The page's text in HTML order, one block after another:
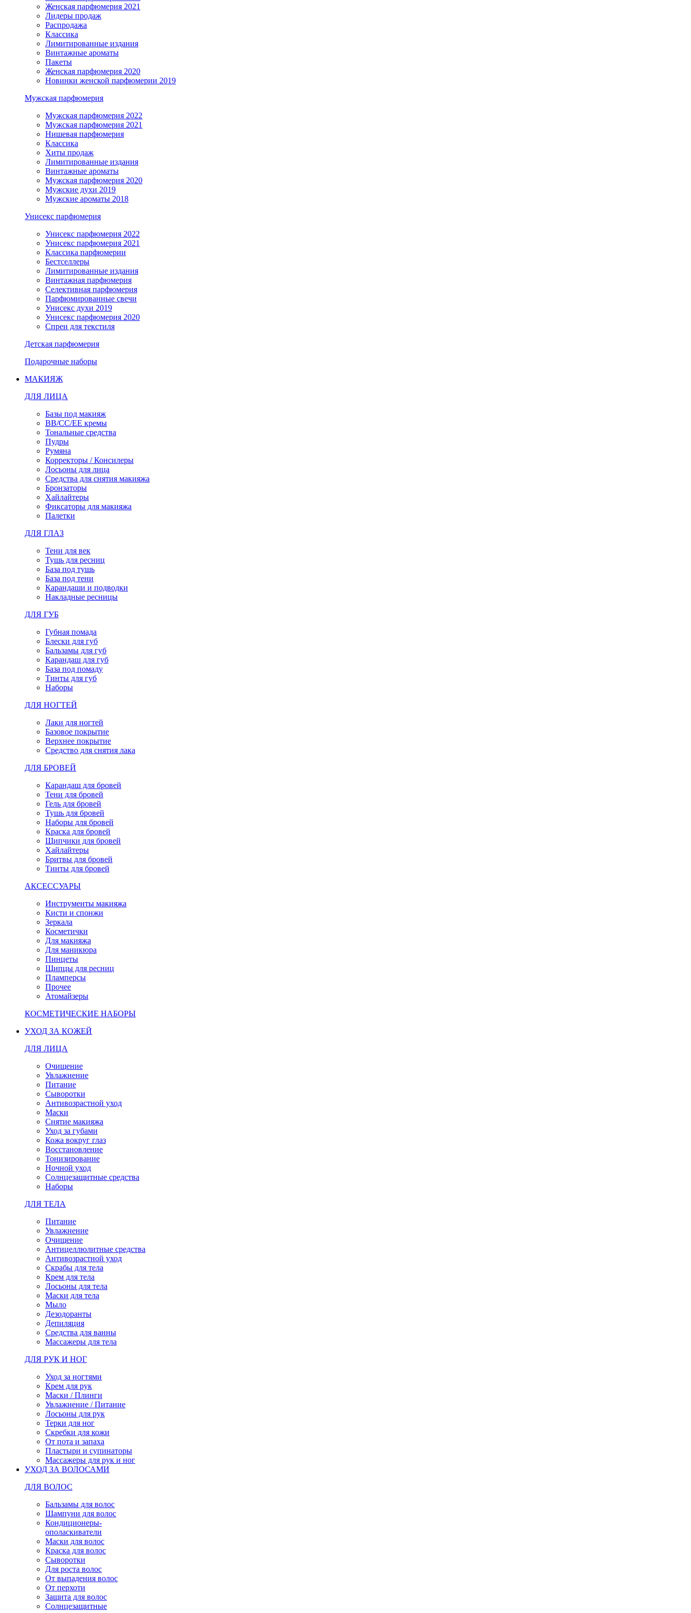
Женская парфюмерия 2021
Лидеры продаж
Распродажа
Классика
Лимитированные издания
Винтажные ароматы
Пакеты
Женская парфюмерия 2020
Новинки женской парфюмерии 2019
Мужская парфюмерия
Мужская парфюмерия 2022
Мужская парфюмерия 2021
Нишевая парфюмерия
Классика
Хиты продаж
Лимитированные издания
Винтажные ароматы
Мужская парфюмерия 2020
Мужские духи 2019
Мужские ароматы 2018
Унисекс парфюмерия
Унисекс парфюмерия 2022
Унисекс парфюмерия 2021
Классика парфюмерии
Бестселлеры
Лимитированные издания
Винтажная парфюмерия
Селективная парфюмерия
Парфюмированные свечи
Унисекс духи 2019
Унисекс парфюмерия 2020
Спреи для текстиля
Детская парфюмерия
Подарочные наборы
МАКИЯЖ
ДЛЯ ЛИЦА
Базы под макияж
BB/CC/EE кремы
Тональные средства
Пудры
Румяна
Корректоры / Консилеры
Лосьоны для лица
Средства для снятия макияжа
Бронзаторы
Хайлайтеры
Фиксаторы для макияжа
Палетки
ДЛЯ ГЛАЗ
Тени для век
Тушь для ресниц
База под тушь
База под тени
Карандаши и подводки
Накладные ресницы
ДЛЯ ГУБ
Губная помада
Блески для губ
Бальзамы для губ
Карандаш для губ
База под помаду
Тинты для губ
Наборы
ДЛЯ НОГТЕЙ
Лаки для ногтей
Базовое покрытие
Верхнее покрытие
Средство для снятия лака
ДЛЯ БРОВЕЙ
Карандаш для бровей
Тени для бровей
Гель для бровей
Тушь для бровей
Наборы для бровей
Краска для бровей
Щипчики для бровей
Хайлайтеры
Бритвы для бровей
Тинты для бровей
АКСЕССУАРЫ
Инструменты макияжа
Кисти и спонжи
Зеркала
Косметички
Для макияжа
Для маникюра
Пинцеты
Щипцы для ресниц
Пламперсы
Прочее
Атомайзеры
КОСМЕТИЧЕСКИЕ НАБОРЫ
УХОД ЗА КОЖЕЙ
ДЛЯ ЛИЦА
Очищение
Увлажнение
Питание
Сыворотки
Антивозрастной уход
Маски
Снятие макияжа
Уход за губами
Кожа вокруг глаз
Восстановление
Тонизирование
Ночной уход
Солнцезащитные средства
Наборы
ДЛЯ ТЕЛА
Питание
Увлажнение
Очищение
Антицеллюлитные средства
Антивозрастной уход
Скрабы для тела
Крем для тела
Лосьоны для тела
Маски для тела
Мыло
Дезодоранты
Депиляция
Средства для ванны
Массажеры для тела
ДЛЯ РУК И НОГ
Уход за ногтями
Крем для рук
Маски / Плинги
Увлажнение / Питание
Лосьоны для рук
Терки для ног
Скребки для кожи
От пота и запаха
Пластыри и супинаторы
Массажеры для рук и ног
УХОД ЗА ВОЛОСАМИ
ДЛЯ ВОЛОС
Бальзамы для волос
Шампуни для волос
Кондиционеры-
ополаскиватели
Маски для волос
Краска для волос
Сыворотки
Для роста волос
От выпадения волос
От перхоти
Защита для волос
Солнцезащитные